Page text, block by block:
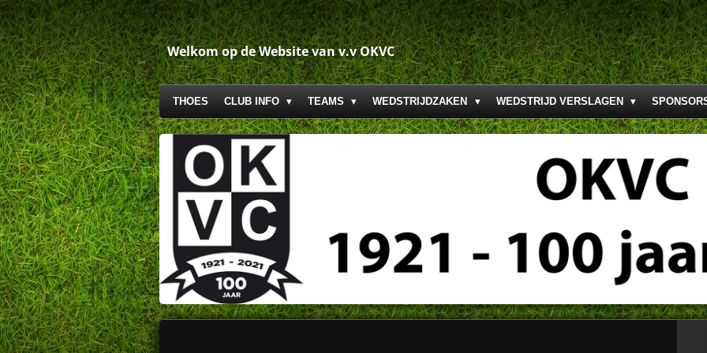
Ga
direct
naar
de
hoofdinhoud
Welkom op de Website van v.v OKVC
THOES CLUB INFO TEAMS WEDSTRIJDZAKEN WEDSTRIJD VERSLAGEN